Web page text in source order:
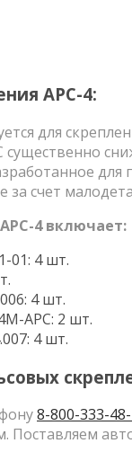
АРС-4:
для
существенно
зa cчeт
4 включает:
01: 4 шт.
4 шт.
АРС: 2 шт.
4 шт.
8-800-333-